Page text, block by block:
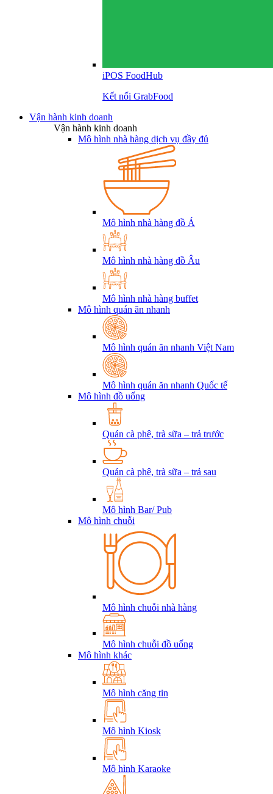
iPOS FoodHub
Kết nối GrabFood
Vận hành kinh doanh
Vận hành kinh doanh
Mô hình nhà hàng dịch vụ đầy đủ
Mô hình nhà hàng đồ Á
Mô hình nhà hàng đồ Âu
Mô hình nhà hàng buffet
Mô hình quán ăn nhanh
Mô hình quán ăn nhanh Việt Nam
Mô hình quán ăn nhanh Quốc tế
Mô hình đồ uống
Quán cà phê, trà sữa – trả trước
Quán cà phê, trà sữa – trả sau
Mô hình Bar/ Pub
Mô hình chuỗi
Mô hình chuỗi nhà hàng
Mô hình chuỗi đồ uống
Mô hình khác
Mô hình căng tin
Mô hình Kiosk
Mô hình Karaoke